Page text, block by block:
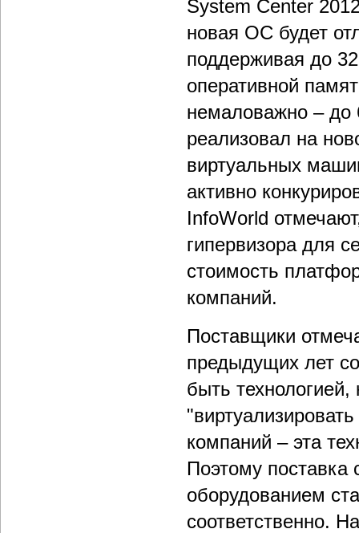
System Center
новая ОС будет
поддерживая до
оперативной
немаловажно – до
реализовал на
виртуальных
активно
InfoWorld
гипервизора для
стоимость
компаний.
Поставщики
предыдущих лет
быть
компаний – эта
Поэтому поставка
оборудованием
соответственно.